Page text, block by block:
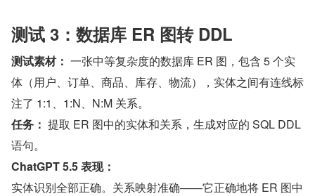
测试 3：数据库 ER 图转 DDL
测试素材： 一张中等复杂度的数据库 ER 图，包含 5 个实
体（用户、订单、商品、库存、物流），实体之间有连线标
注了 1:1、1:N、N:M 关系。
任务： 提取 ER 图中的实体和关系，生成对应的 SQL DDL
语句。
ChatGPT 5.5 表现：
实体识别全部正确。关系映射准确——它正确地将 ER 图中